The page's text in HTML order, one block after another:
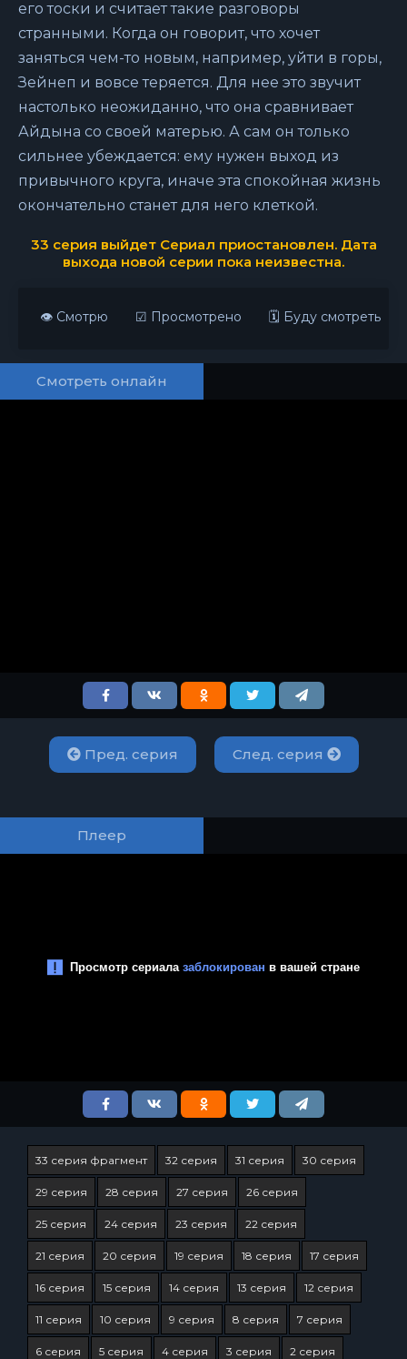
его тоски и считает такие разговоры
странными. Когда он говорит, что хочет
заняться чем-то новым, например, уйти в горы,
Зейнеп и вовсе теряется. Для нее это звучит
настолько неожиданно, что она сравнивает
Айдына со своей матерью. А сам он только
сильнее убеждается: ему нужен выход из
привычного круга, иначе эта спокойная жизнь
окончательно станет для него клеткой.
33 серия выйдет Сериал приостановлен. Дата
выхода новой серии пока неизвестна.
👁 Смотрю ☑ Просмотрено 🗓 Буду смотреть
Смотреть онлайн
Пред. серия След. серия
Плеер
33 серия фрагмент 32 серия 31 серия 30 серия
29 серия 28 серия 27 серия 26 серия
25 серия 24 серия 23 серия 22 серия
21 серия 20 серия 19 серия 18 серия 17 серия
16 серия 15 серия 14 серия 13 серия 12 серия
11 серия 10 серия 9 серия 8 серия 7 серия
6 серия 5 серия 4 серия 3 серия 2 серия